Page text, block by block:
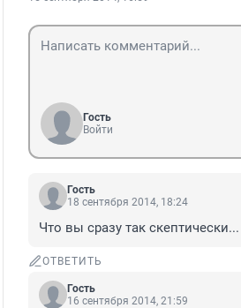
Гость
Войти
Гость
18 сентября 2014, 18:24
Что вы сразу так
ОТВЕТИТЬ
Гость
16 сентября 2014, 21:59